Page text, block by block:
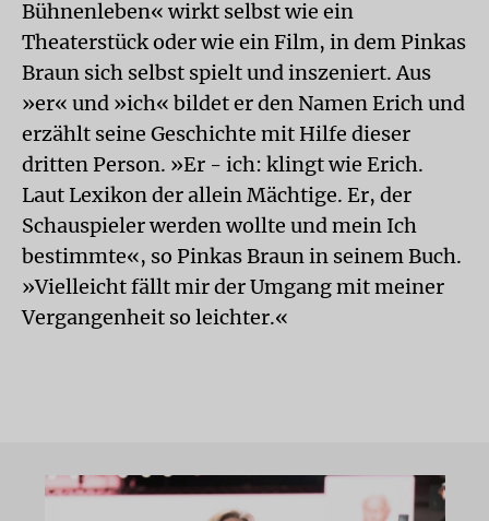
Bühnenleben« wirkt selbst wie ein
Theaterstück oder wie ein Film, in dem Pinkas
Braun sich selbst spielt und inszeniert. Aus
»er« und »ich« bildet er den Namen Erich und
erzählt seine Geschichte mit Hilfe dieser
dritten Person. »Er - ich: klingt wie Erich.
Laut Lexikon der allein Mächtige. Er, der
Schauspieler werden wollte und mein Ich
bestimmte«, so Pinkas Braun in seinem Buch.
»Vielleicht fällt mir der Umgang mit meiner
Vergangenheit so leichter.«